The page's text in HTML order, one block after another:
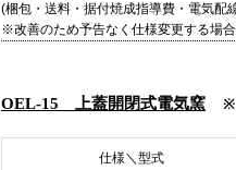
(梱包・送料・据付焼成指導費・電気配
※改善のため予告なく仕様変更する場合
OEL-15 上蓋開閉式電気窯 ※
仕様＼型式